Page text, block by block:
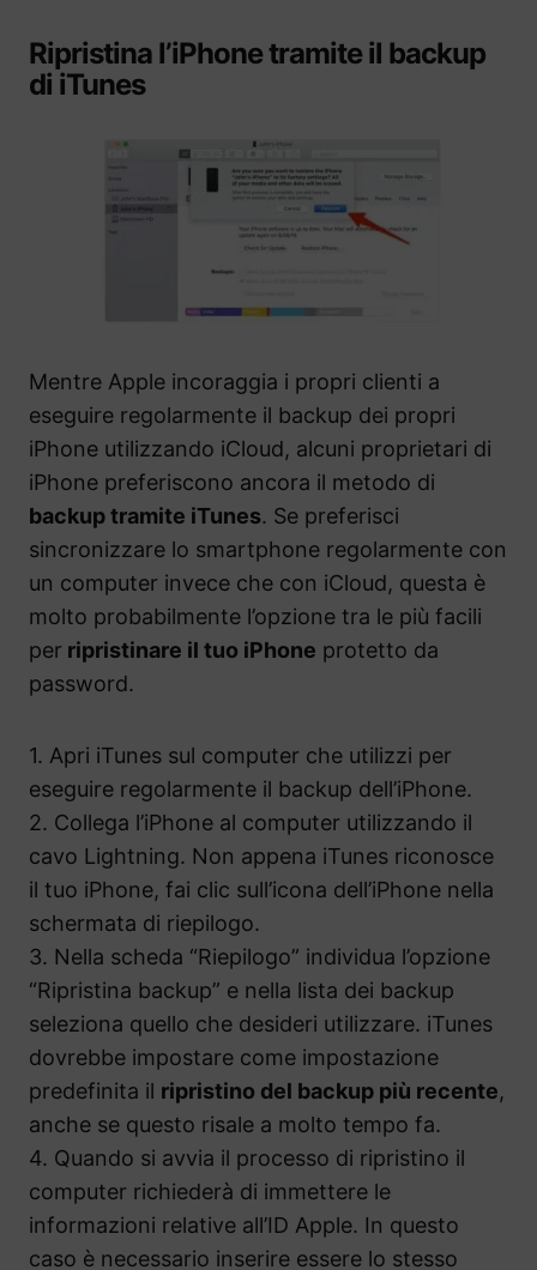
Ripristina l’iPhone tramite il backup
di iTunes
Mentre Apple incoraggia i propri clienti a
eseguire regolarmente il backup dei propri
iPhone utilizzando iCloud, alcuni proprietari di
iPhone preferiscono ancora il metodo di
backup tramite iTunes. Se preferisci
sincronizzare lo smartphone regolarmente con
un computer invece che con iCloud, questa è
molto probabilmente l’opzione tra le più facili
per ripristinare il tuo iPhone protetto da
password.
1. Apri iTunes sul computer che utilizzi per
eseguire regolarmente il backup dell’iPhone.
2. Collega l’iPhone al computer utilizzando il
cavo Lightning. Non appena iTunes riconosce
il tuo iPhone, fai clic sull’icona dell’iPhone nella
schermata di riepilogo.
3. Nella scheda “Riepilogo” individua l’opzione
“Ripristina backup” e nella lista dei backup
seleziona quello che desideri utilizzare. iTunes
dovrebbe impostare come impostazione
predefinita il ripristino del backup più recente,
anche se questo risale a molto tempo fa.
4. Quando si avvia il processo di ripristino il
computer richiederà di immettere le
informazioni relative all’ID Apple. In questo
caso è necessario inserire essere lo stesso